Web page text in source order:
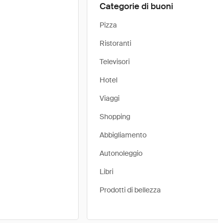
Categorie di buoni
Pizza
Ristoranti
Televisori
Hotel
Viaggi
Shopping
Abbigliamento
Autonoleggio
Libri
Prodotti di bellezza